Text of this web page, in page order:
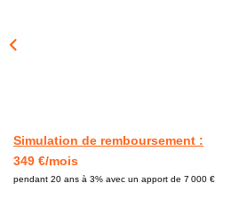
Simulation de remboursement :
349 €/mois
pendant 20 ans à 3% avec un apport de 7 000 €